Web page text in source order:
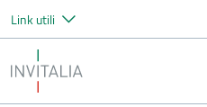
Salta al contenuto principale
Link utili
Invitalia